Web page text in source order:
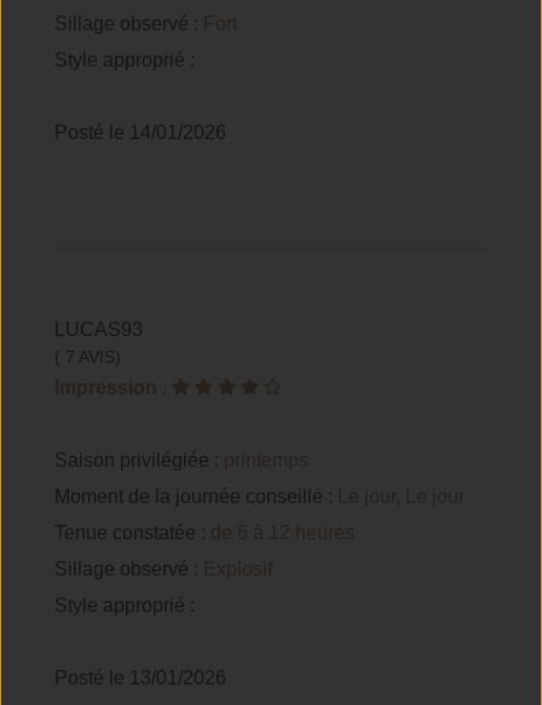
Sillage observé : Fort
Style approprié :
Posté le 14/01/2026
LUCAS93
( 7 AVIS)
Impression :
Saison privilégiée : printemps
Moment de la journée conseillé :
Le jour, Le jour
Tenue constatée : de 6 à 12 heures
Sillage observé : Explosif
Style approprié :
Posté le 13/01/2026